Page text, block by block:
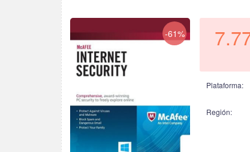
4>Follow the on-screen instructions to get set up with
-61%
Plataforma:
Región: